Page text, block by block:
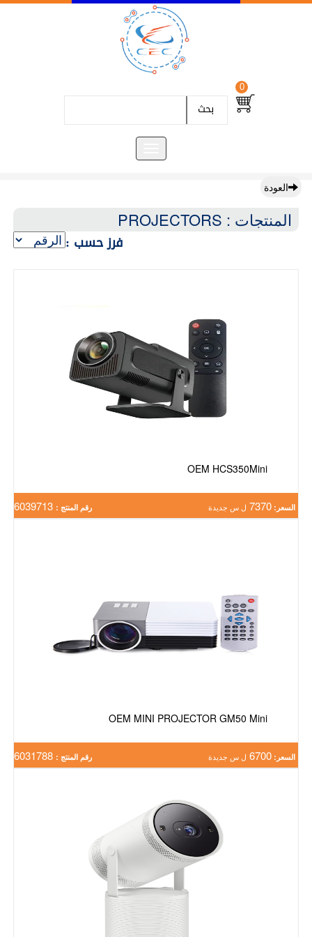
0
بحث
العودة
المنتجات : PROJECTORS
فرز حسب :
OEM HCS350Mini
السعر: 7370 ل س جديدة رقم المنتج :
OEM MINI PROJECTOR GM50 Mini
السعر: 6700 ل س جديدة رقم المنتج :